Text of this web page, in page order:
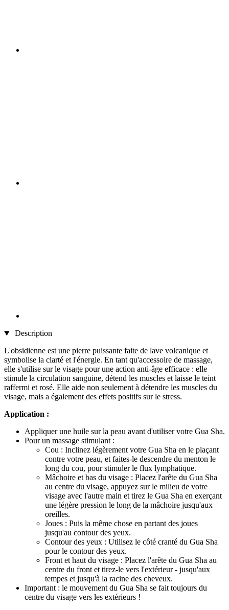
Description
L'obsidienne est une pierre puissante faite de lave volcanique et
symbolise la clarté et l'énergie. En tant qu'accessoire de massage,
elle s'utilise sur le visage pour une action anti-âge efficace : elle
stimule la circulation sanguine, détend les muscles et laisse le teint
raffermi et rosé. Elle aide non seulement à détendre les muscles du
visage, mais a également des effets positifs sur le stress.
Application :
Appliquer une huile sur la peau avant d'utiliser votre Gua Sha.
Pour un massage stimulant :
Cou : Inclinez légèrement votre Gua Sha en le plaçant
contre votre peau, et faites-le descendre du menton le
long du cou, pour stimuler le flux lymphatique.
Mâchoire et bas du visage : Placez l'arête du Gua Sha
au centre du visage, appuyez sur le milieu de votre
visage avec l'autre main et tirez le Gua Sha en exerçant
une légère pression le long de la mâchoire jusqu'aux
oreilles.
Joues : Puis la même chose en partant des joues
jusqu'au contour des yeux.
Contour des yeux : Utilisez le côté cranté du Gua Sha
pour le contour des yeux.
Front et haut du visage : Placez l'arête du Gua Sha au
centre du front et tirez-le vers l'extérieur - jusqu'aux
tempes et jusqu'à la racine des cheveux.
Important : le mouvement du Gua Sha se fait toujours du
centre du visage vers les extérieurs !